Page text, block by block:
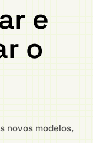
e
o
novos modelos,